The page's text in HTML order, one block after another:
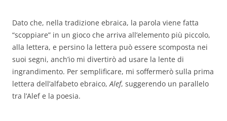
Dato che, nella tradizione ebraica, la parola viene fatta
“scoppiare” in un gioco che arriva all’elemento più piccolo,
alla lettera, e persino la lettera può essere scomposta nei
suoi segni, anch’io mi divertirò ad usare la lente di
ingrandimento. Per semplificare, mi soffermerò sulla prima
lettera dell’alfabeto ebraico,Alef, suggerendo un parallelo
tra l’Alef e la poesia.